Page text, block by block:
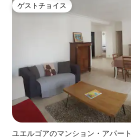
ゲストチョイス
ゲストチョイス
ユエルゴアのマンション・アパート